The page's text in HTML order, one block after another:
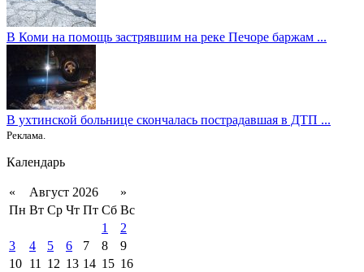
В Коми на помощь застрявшим на реке Печоре баржам ...
В ухтинской больнице скончалась пострадавшая в ДТП ...
Реклама.
Календарь
« Август 2026
»
Пн Вт Ср Чт Пт Сб Вс
1
2
3
4 5 6 7 8
9
10 11 12 13 14 15 16